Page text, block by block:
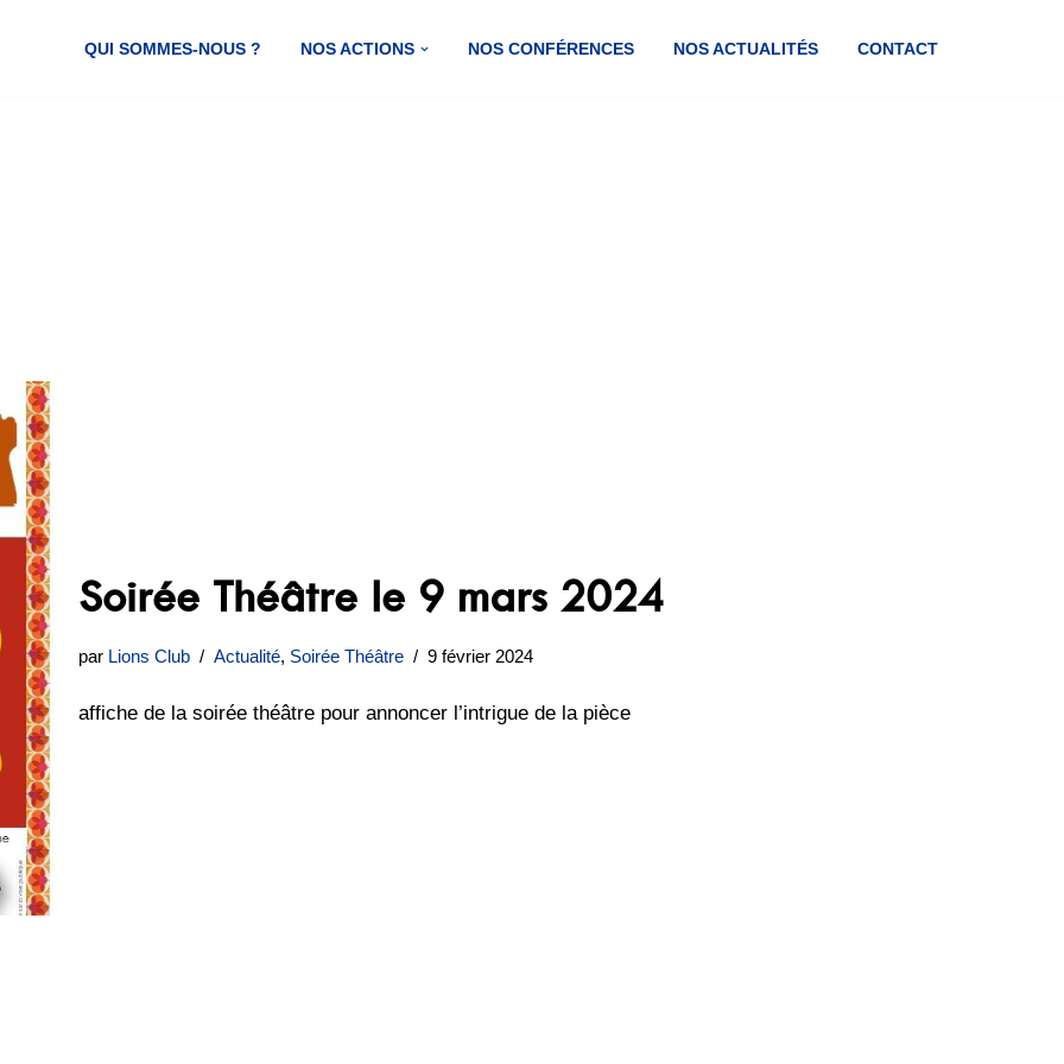
QUI SOMMES-NOUS ? NOS ACTIONS NOS CONFÉRENCES NOS ACTUALITÉS CONTACT
Soirée Théâtre le 9 mars 2024
par Lions Club Actualité, Soirée Théâtre 9 février 2024
affiche de la soirée théâtre pour annoncer l’intrigue de la pièce